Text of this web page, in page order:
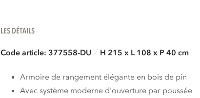
LES DÉTAILS
Code article: 377558-DU H 215 x L 108 x P 40 cm
Armoire de rangement élégante en bois de pin
Avec système moderne d'ouverture par poussée